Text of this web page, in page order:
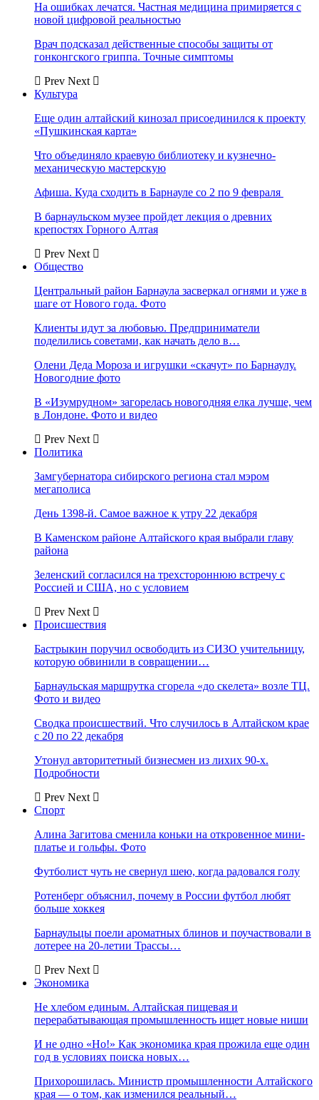
На ошибках лечатся. Частная медицина примиряется с
новой цифровой реальностью
Врач подсказал действенные способы защиты от
гонконгского гриппа. Точные симптомы
Prev Next
Культура
Еще один алтайский кинозал присоединился к проекту
«Пушкинская карта»
Что объединяло краевую библиотеку и кузнечно-
механическую мастерскую
Афиша. Куда сходить в Барнауле со 2 по 9 февраля
В барнаульском музее пройдет лекция о древних
крепостях Горного Алтая
Prev Next
Общество
Центральный район Барнаула засверкал огнями и уже в
шаге от Нового года. Фото
Клиенты идут за любовью. Предприниматели
поделились советами, как начать дело в…
Олени Деда Мороза и игрушки «скачут» по Барнаулу.
Новогодние фото
В «Изумрудном» загорелась новогодняя елка лучше, чем
в Лондоне. Фото и видео
Prev Next
Политика
Замгубернатора сибирского региона стал мэром
мегаполиса
День 1398-й. Самое важное к утру 22 декабря
В Каменском районе Алтайского края выбрали главу
района
Зеленский согласился на трехстороннюю встречу с
Россией и США, но с условием
Prev Next
Происшествия
Бастрыкин поручил освободить из СИЗО учительницу,
которую обвинили в совращении…
Барнаульская маршрутка сгорела «до скелета» возле ТЦ.
Фото и видео
Сводка происшествий. Что случилось в Алтайском крае
с 20 по 22 декабря
Утонул авторитетный бизнесмен из лихих 90-х.
Подробности
Prev Next
Спорт
Алина Загитова сменила коньки на откровенное мини-
платье и гольфы. Фото
Футболист чуть не свернул шею, когда радовался голу
Ротенберг объяснил, почему в России футбол любят
больше хоккея
Барнаульцы поели ароматных блинов и поучаствовали в
лотерее на 20-летии Трассы…
Prev Next
Экономика
Не хлебом единым. Алтайская пищевая и
перерабатывающая промышленность ищет новые ниши
И не одно «Но!» Как экономика края прожила еще один
год в условиях поиска новых…
Прихорошилась. Министр промышленности Алтайского
края — о том, как изменился реальный…